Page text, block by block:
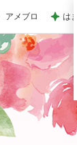
グぽけっとラ
アメブロ は